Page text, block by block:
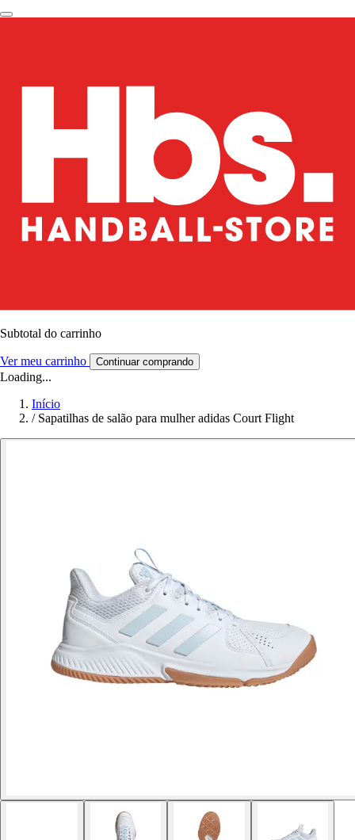
Subtotal do carrinho
Ver meu carrinho Continuar comprando
Loading...
Início
/ Sapatilhas de salão para mulher adidas Court Flight